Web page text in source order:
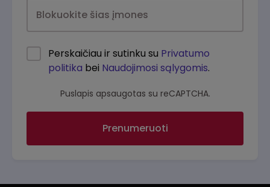
Perskaičiau ir sutinku su Privatumo
politika bei Naudojimosi sąlygomis.
Puslapis apsaugotas su reCAPTCHA.
Prenumeruoti